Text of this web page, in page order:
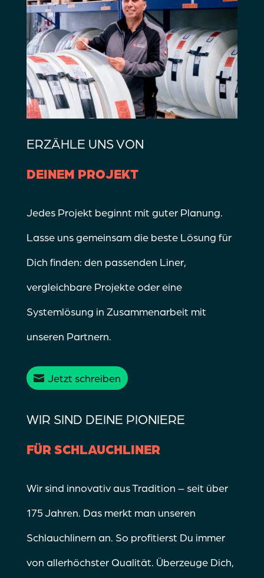
ERZÄHLE UNS VON
DEINEM PROJEKT
Jedes Projekt beginnt mit guter Planung.
Lasse uns gemeinsam die beste Lösung für
Dich finden: den passenden Liner,
vergleichbare Projekte oder eine
Systemlösung in Zusammenarbeit mit
unseren Partnern.
Jetzt schreiben
WIR SIND DEINE PIONIERE
FÜR SCHLAUCHLINER
Wir sind innovativ aus Tradition – seit über
175 Jahren. Das merkt man unseren
Schlauchlinern an. So profitierst Du immer
von allerhöchster Qualität. Überzeuge Dich,